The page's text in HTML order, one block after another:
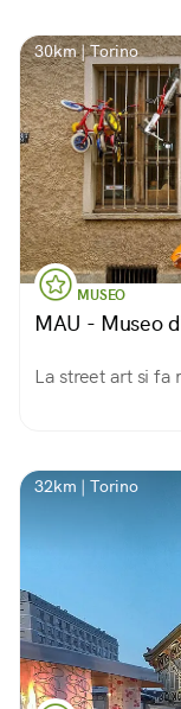
30km | Torino
MUSEO
MAU - Museo
La street art si fa
32km | Torino